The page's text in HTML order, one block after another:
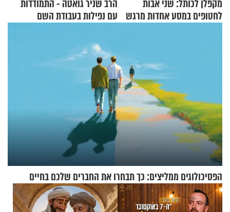
מקפלן לכותל: שני אבות
לחטופים במסע אחדות מרגש
הרב שניר גואטה - התמודדות
עם נפילות בעבודת השם
הפסיכולוגים ממליצים: כך תבחרו את החברים שלכם בחיים